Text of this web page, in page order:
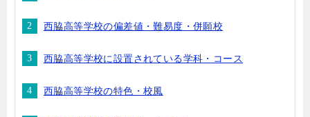
西脇高等学校の偏差値・難易度・併願校
西脇高等学校に設置されている学科・コース
西脇高等学校の特色・校風